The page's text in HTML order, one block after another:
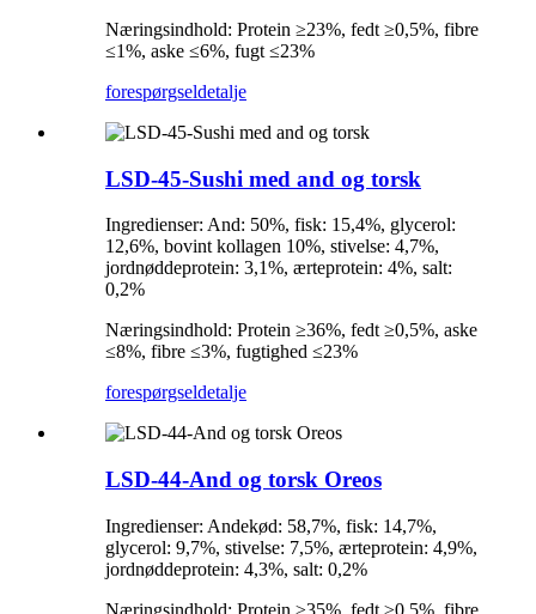
Næringsindhold: Protein ≥23%, fedt ≥0,5%, fibre
≤1%, aske ≤6%, fugt ≤23%
forespørgseldetalje
LSD-45-Sushi med and og torsk
Ingredienser: And: 50%, fisk: 15,4%, glycerol:
12,6%, bovint kollagen 10%, stivelse: 4,7%,
jordnøddeprotein: 3,1%, ærteprotein: 4%, salt:
0,2%
Næringsindhold: Protein ≥36%, fedt ≥0,5%, aske
≤8%, fibre ≤3%, fugtighed ≤23%
forespørgseldetalje
LSD-44-And og torsk Oreos
Ingredienser: Andekød: 58,7%, fisk: 14,7%,
glycerol: 9,7%, stivelse: 7,5%, ærteprotein: 4,9%,
jordnøddeprotein: 4,3%, salt: 0,2%
Næringsindhold: Protein ≥35%, fedt ≥0,5%, fibre